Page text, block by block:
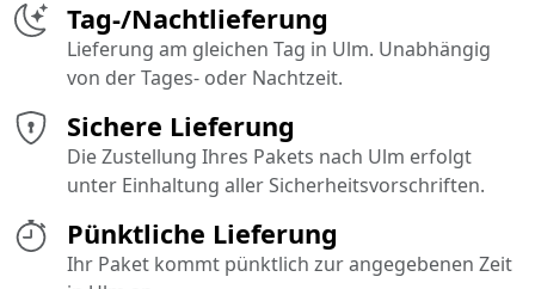
Pünktliche Lieferung
Ihr Paket kommt pünktlich zur angegebenen Zeit
Sichere Lieferung
Die Zustellung Ihres Pakets nach Ulm erfolgt
unter Einhaltung aller Sicherheitsvorschriften.
Tag-/Nachtlieferung
Lieferung am gleichen Tag in Ulm. Unabhängig
von der Tages- oder Nachtzeit.